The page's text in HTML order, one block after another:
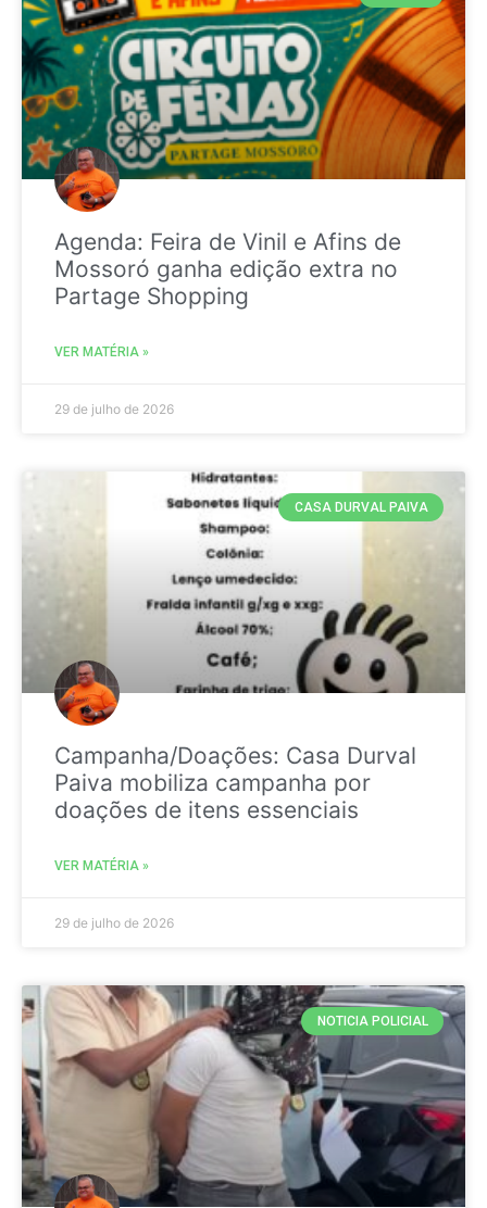
Agenda: Feira de Vinil e Afins de
Mossoró ganha edição extra no
Partage Shopping
VER MATÉRIA »
29 de julho de 2026
CASA DURVAL PAIVA
Campanha/Doações: Casa Durval
Paiva mobiliza campanha por
doações de itens essenciais
VER MATÉRIA »
29 de julho de 2026
NOTICIA POLICIAL